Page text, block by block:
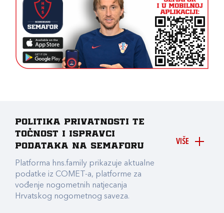
VIŠE
Politika privatnosti te
točnost i ispravci
podataka na Semaforu
Platforma hns.family prikazuje aktualne
podatke iz COMET-a, platforme za
vođenje nogometnih natjecanja
Hrvatskog nogometnog saveza.